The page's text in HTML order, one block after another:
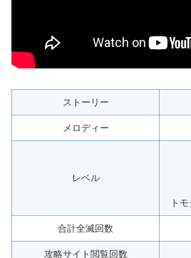
ストーリー
メロディー
レベル
ト
合計全滅回数
攻略サイト閲覧回数